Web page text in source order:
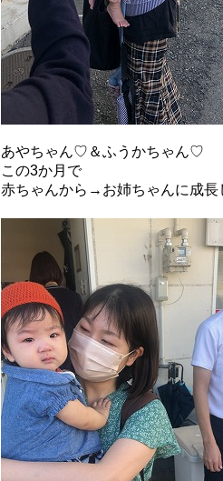
あやちゃん♡＆ふうかちゃん♡
この3か月で
赤ちゃんから→お姉ちゃんに成長